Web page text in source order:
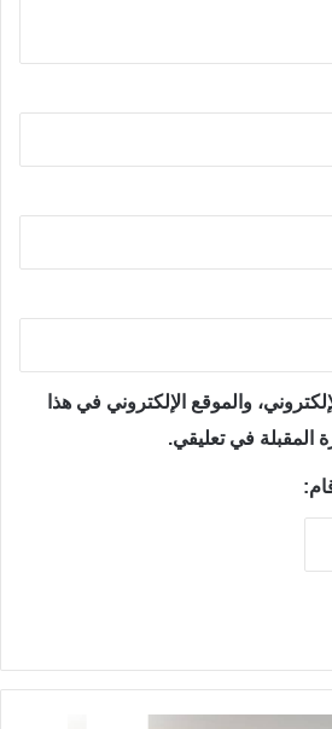
والموقع الإلكتروني في هذا
المقبلة في تعليقي.